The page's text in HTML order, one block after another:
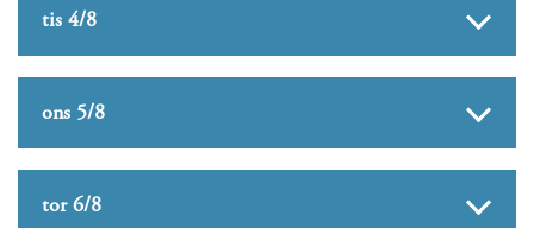
tis 4/8
ons 5/8
tor 6/8